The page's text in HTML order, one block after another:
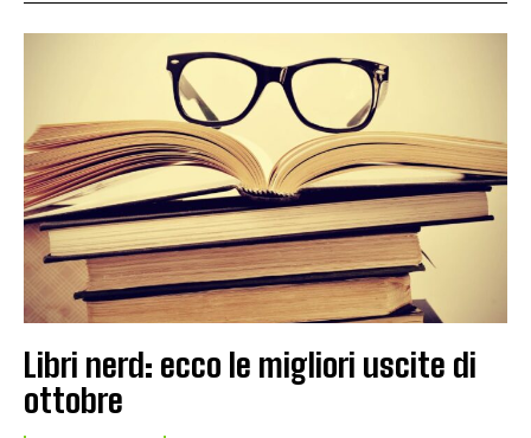
Libri nerd: ecco le migliori uscite di
ottobre